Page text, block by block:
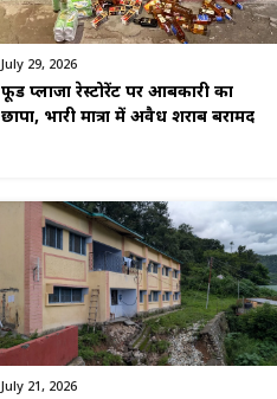
July 29, 2026
फूड प्लाजा रेस्टोरेंट पर आबकारी का
छापा, भारी मात्रा में अवैध शराब बरामद
July 21, 2026